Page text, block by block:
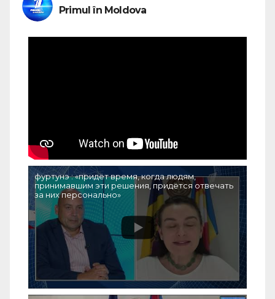
Primul în Moldova
фуртунэ : «придёт время, когда людям,
принимавшим эти решения, придётся отвечать
за них персонально»